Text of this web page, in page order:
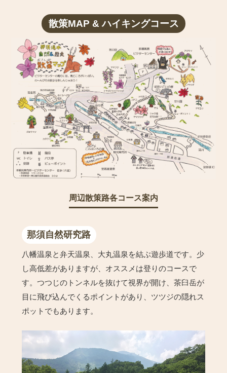
散策MAP & ハイキングコース
周辺散策路各コース案内
那須自然研究路
八幡温泉と弁天温泉、大丸温泉を結ぶ遊歩道です。少
し高低差がありますが、オススメは登りのコースで
す。つつじのトンネルを抜けて視界が開け、茶臼岳が
目に飛び込んでくるポイントがあり、ツツジの隠れス
ポットでもあります。